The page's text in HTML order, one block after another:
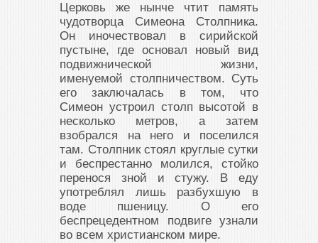
Церковь же нынче чтит память
чудотворца Симеона Столпника.
Он иночествовал в сирийской
пустыне, где основал новый вид
подвижнической жизни,
именуемой столпничеством. Суть
его заключалась в том, что
Симеон устроил столп высотой в
несколько метров, а затем
взобрался на него и поселился
там. Столпник стоял круглые сутки
и беспрестанно молился, стойко
перенося зной и стужу. В еду
употреблял лишь разбухшую в
воде пшеницу. О его
беспрецедентном подвиге узнали
во всем христианском мире.